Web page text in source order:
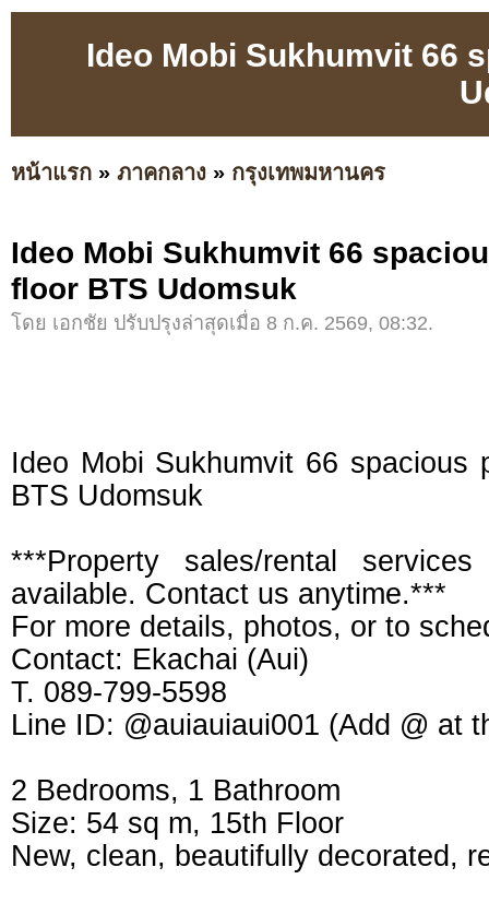
Ideo Mobi Sukhumvit 66
หน้าแรก » ภาคกลาง » กรุงเทพมหานคร
Ideo Mobi Sukhumvit 66
floor BTS Udomsuk
โดย เอกชัย ปรับปรุงล่าสุดเมื่อ 8 ก.ค. 2569, 08:32.
Ideo Mobi Sukhumvit 66 spacious
BTS Udomsuk
***Property sales/rental
available. Contact us anytime.***
For more details, photos, or to
Contact: Ekachai (Aui)
T. 089-799-5598
Line ID: @auiauiaui001 (Add @ at
2 Bedrooms, 1 Bathroom
Size: 54 sq m, 15th Floor
New, clean, beautifully decorated,